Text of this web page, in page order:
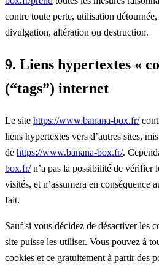
contre toute perte, utilisation détournée,
divulgation, altération ou destruction.
9. Liens hypertextes «
(“tags”) internet
Le site https://www.banana-box.fr/
liens hypertextes vers d’autres sites,
de https://www.banana-box.fr/.
box.fr/n’a pas la possibilité de vérifier
visités, et n’assumera en conséquence
fait.
Sauf si vous décidez de désactiver les
site puisse les utiliser. Vous pouvez à
cookies et ce gratuitement à partir des